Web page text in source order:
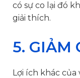
có sự co lại đó
giải thích.
5. GIẢM
Lợi ích khác